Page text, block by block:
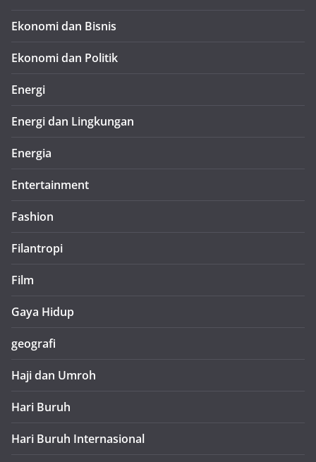
Ekonomi dan Bisnis
Ekonomi dan Politik
Energi
Energi dan Lingkungan
Energia
Entertainment
Fashion
Filantropi
Film
Gaya Hidup
geografi
Haji dan Umroh
Hari Buruh
Hari Buruh Internasional